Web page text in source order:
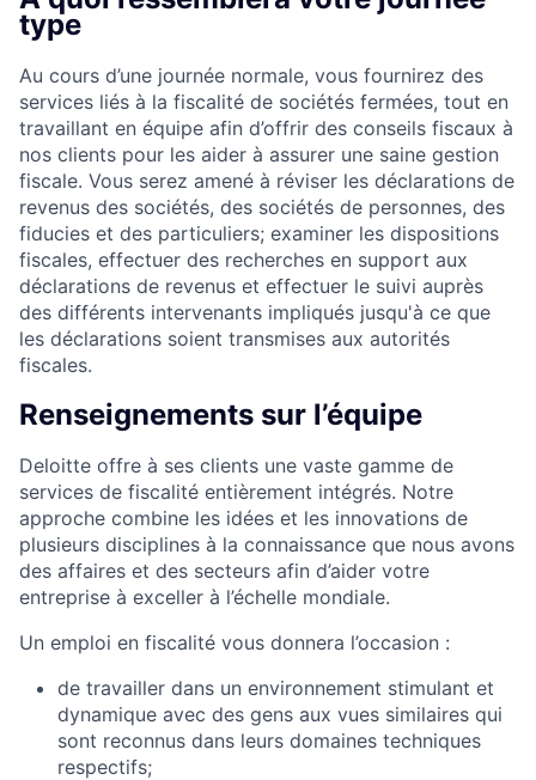
type
Au cours d’une journée normale, vous fournirez des
services liés à la fiscalité de sociétés fermées, tout en
travaillant en équipe afin d’offrir des conseils fiscaux à
nos clients pour les aider à assurer une saine gestion
fiscale. Vous serez amené à réviser les déclarations de
revenus des sociétés, des sociétés de personnes, des
fiducies et des particuliers; examiner les dispositions
fiscales, effectuer des recherches en support aux
déclarations de revenus et effectuer le suivi auprès
des différents intervenants impliqués jusqu'à ce que
les déclarations soient transmises aux autorités
fiscales.
Renseignements sur l’équipe
Deloitte offre à ses clients une vaste gamme de
services de fiscalité entièrement intégrés. Notre
approche combine les idées et les innovations de
plusieurs disciplines à la connaissance que nous avons
des affaires et des secteurs afin d’aider votre
entreprise à exceller à l’échelle mondiale.
Un emploi en fiscalité vous donnera l’occasion :
de travailler dans un environnement stimulant et
dynamique avec des gens aux vues similaires qui
sont reconnus dans leurs domaines techniques
respectifs;